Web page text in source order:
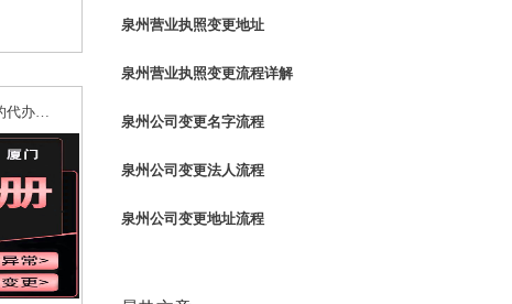
代理环保批文办理，泉州专业的代办机构有哪些
泉州营业执照变更地址
泉州营业执照变更流程详解
泉州公司变更名字流程
泉州公司变更法人流程
泉州公司变更地址流程